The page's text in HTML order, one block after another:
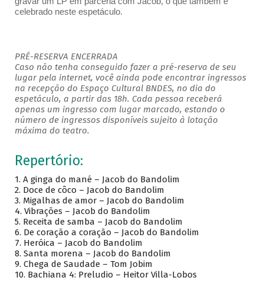
celebrado neste espetáculo.
PRÉ-RESERVA ENCERRADA
Caso não tenha conseguido fazer a pré-reserva de seu
lugar pela internet, você ainda pode encontrar ingressos
na recepção do Espaço Cultural BNDES, no dia do
espetáculo, a partir das 18h. Cada pessoa receberá
apenas um ingresso com lugar marcado, estando o
número de ingressos disponíveis sujeito à lotação
máxima do teatro.
Repertório:
1. A ginga do mané – Jacob do Bandolim
2. Doce de côco – Jacob do Bandolim
3. Migalhas de amor – Jacob do Bandolim
4. Vibrações – Jacob do Bandolim
5. Receita de samba – Jacob do Bandolim
6. De coração a coração – Jacob do Bandolim
7. Heróica – Jacob do Bandolim
8. Santa morena – Jacob do Bandolim
9. Chega de Saudade – Tom Jobim
10. Bachiana 4: Preludio – Heitor Villa-Lobos